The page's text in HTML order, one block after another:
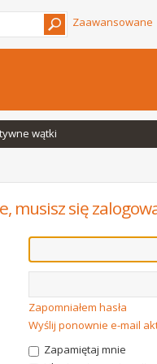
Zaawansowane
wątki
musisz się
Zapomniałem hasła
Wyślij ponownie e-mail
Zapamiętaj mnie